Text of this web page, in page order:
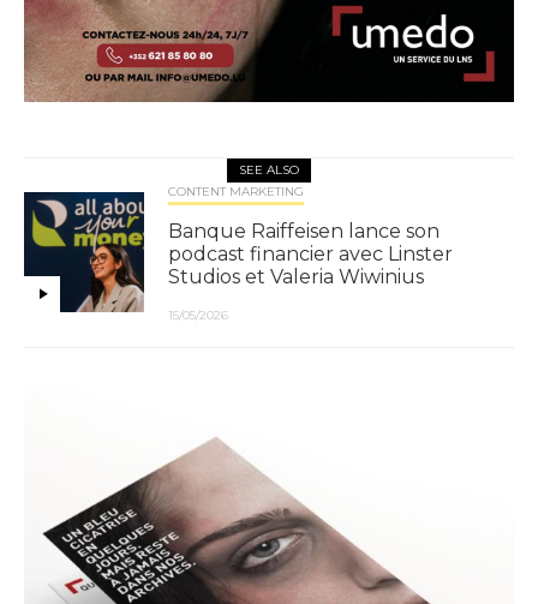
SEE ALSO
CONTENT MARKETING
Banque Raiffeisen lance son
podcast financier avec Linster
Studios et Valeria Wiwinius
15/05/2026